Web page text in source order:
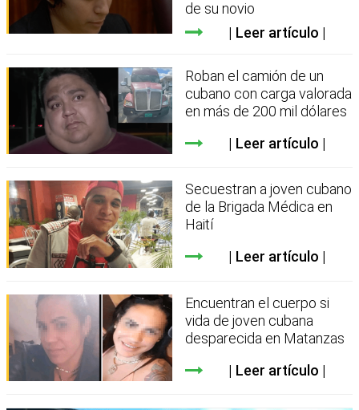
de su novio
Leer artículo
Roban el camión de un
cubano con carga valorada
en más de 200 mil dólares
Leer artículo
Secuestran a joven cubano
de la Brigada Médica en
Haití
Leer artículo
Encuentran el cuerpo si
vida de joven cubana
desparecida en Matanzas
Leer artículo